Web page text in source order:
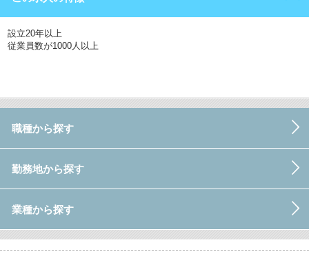
設立20年以上
従業員数が1000人以上
職種から探す
勤務地から探す
業種から探す